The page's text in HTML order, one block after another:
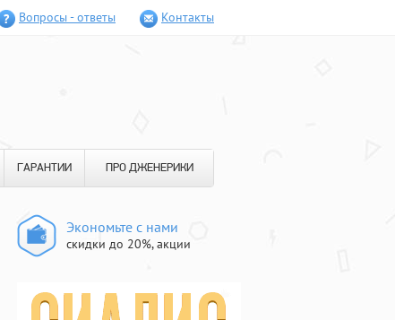
Вопросы - ответы Контакты
ГАРАНТИИ ПРО ДЖЕНЕРИКИ
Экономьте с нами
скидки до 20%, акции